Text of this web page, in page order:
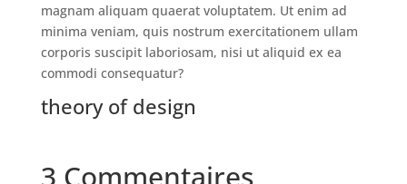
magnam aliquam quaerat voluptatem. Ut enim ad
minima veniam, quis nostrum exercitationem ullam
corporis suscipit laboriosam, nisi ut aliquid ex ea
commodi consequatur?
theory of design
3 Commentaires